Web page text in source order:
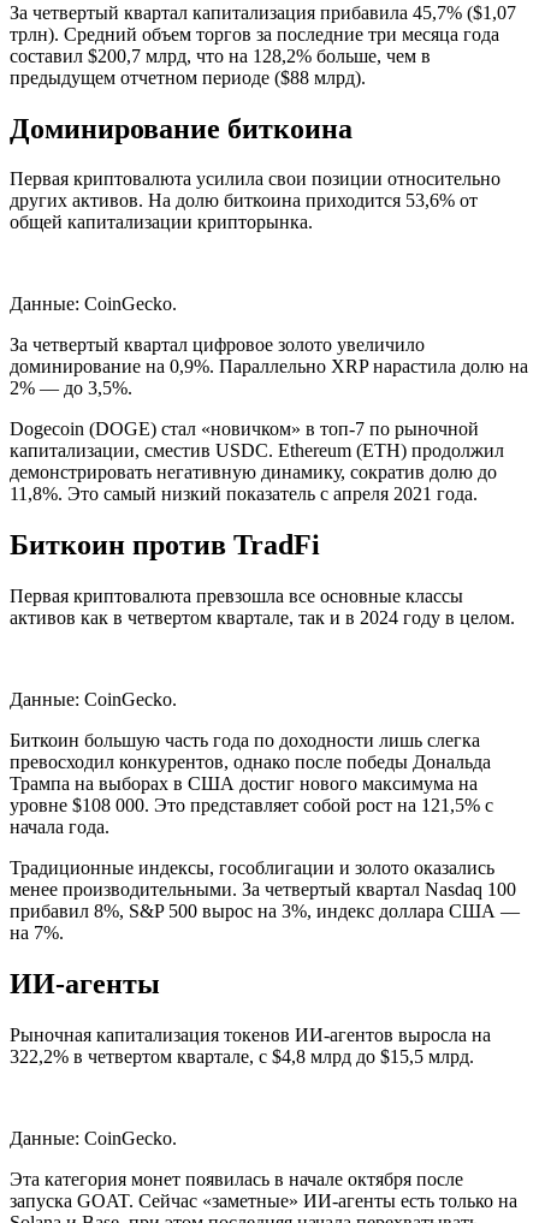
За четвертый квартал капитализация прибавила 45,7% ($1,07
трлн). Средний объем торгов за последние три месяца года
составил $200,7 млрд, что на 128,2% больше, чем в
предыдущем отчетном периоде ($88 млрд).
Доминирование биткоина
Первая криптовалюта усилила свои позиции относительно
других активов. На долю биткоина приходится 53,6% от
общей капитализации крипторынка.
Данные: CoinGecko.
За четвертый квартал цифровое золото увеличило
доминирование на 0,9%. Параллельно XRP нарастила долю на
2% — до 3,5%.
Dogecoin (DOGE) стал «новичком» в топ-7 по рыночной
капитализации, сместив USDC. Ethereum (ETH) продолжил
демонстрировать негативную динамику, сократив долю до
11,8%. Это самый низкий показатель с апреля 2021 года.
Биткоин против TradFi
Первая криптовалюта превзошла все основные классы
активов как в четвертом квартале, так и в 2024 году в целом.
Данные: CoinGecko.
Биткоин большую часть года по доходности лишь слегка
превосходил конкурентов, однако после победы Дональда
Трампа на выборах в США достиг нового максимума на
уровне $108 000. Это представляет собой рост на 121,5% с
начала года.
Традиционные индексы, гособлигации и золото оказались
менее производительными. За четвертый квартал Nasdaq 100
прибавил 8%, S&P 500 вырос на 3%, индекс доллара США —
на 7%.
ИИ-агенты
Рыночная капитализация токенов ИИ-агентов выросла на
322,2% в четвертом квартале, с $4,8 млрд до $15,5 млрд.
Данные: CoinGecko.
Эта категория монет появилась в начале октября после
запуска GOAT. Сейчас «заметные» ИИ-агенты есть только на